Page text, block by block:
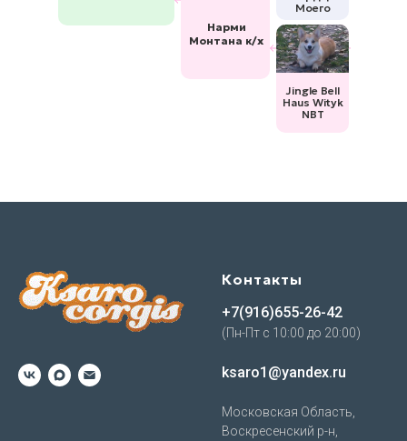
Нарми
Монтана к/х
Jingle Bell
Haus Wityk
NBT
Моего
Контакты
+7(916)655-26-42
(Пн-Пт с 10:00 до 20:00)
ksaro1@yandex.ru
Московская Область,
Воскресенский р-н,